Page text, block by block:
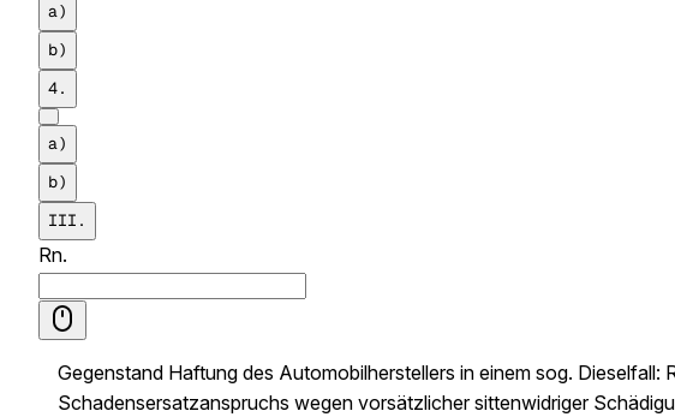
a)
b)
4.
a)
b)
III.
Rn.
Gegenstand Haftung des Automobilherstellers in einem sog.
Schadensersatzanspruchs wegen vorsätzlicher sittenwidriger